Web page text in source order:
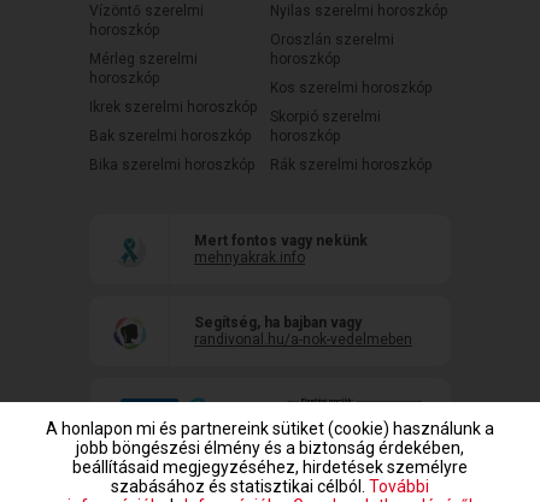
Vízöntő szerelmi
horoszkóp
Mérleg szerelmi
horoszkóp
Ikrek szerelmi horoszkóp
Bak szerelmi horoszkóp
Bika szerelmi horoszkóp
Nyilas szerelmi horoszkóp
Oroszlán szerelmi
horoszkóp
Kos szerelmi horoszkóp
Skorpió szerelmi
horoszkóp
Rák szerelmi horoszkóp
Mert fontos vagy nekünk
mehnyakrak.info
Segítség, ha bajban vagy
randivonal.hu/a-nok-vedelmeben
A honlapon mi és partnereink sütiket (cookie) használunk a
jobb böngészési élmény és a biztonság érdekében,
beállításaid megjegyzéséhez, hirdetések személyre
szabásához és statisztikai célból. További